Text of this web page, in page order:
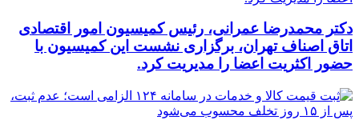
دکتر محمدرضا عمرانی، رئیس کمیسیون امور اقتصادی
اتاق اصناف تهران، برگزاری نشست این کمیسیون با
حضور اکثریت اعضا را مدیریت کرد.